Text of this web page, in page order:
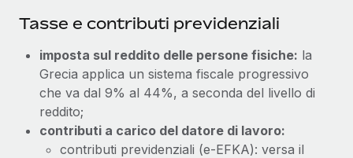
Tasse e contributi previdenziali
imposta sul reddito delle persone fisiche: la
Grecia applica un sistema fiscale progressivo
che va dal 9% al 44%, a seconda del livello di
reddito;
contributi a carico del datore di lavoro:
contributi previdenziali (e-EFKA): versa il